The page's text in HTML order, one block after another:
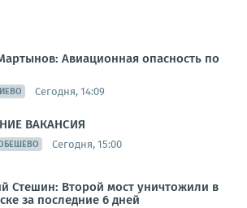
Авиационная опасность по
Сегодня, 14:09
ВАКАНСИЯ
Сегодня, 15:00
Стешин: Второй мост уничтожили в
за последние 6 дней